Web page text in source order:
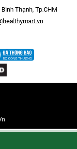
Thạnh, Tp.CHM